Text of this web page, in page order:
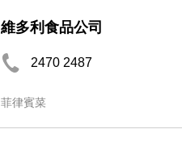
維多利食品公司
2470 2487
菲律賓菜